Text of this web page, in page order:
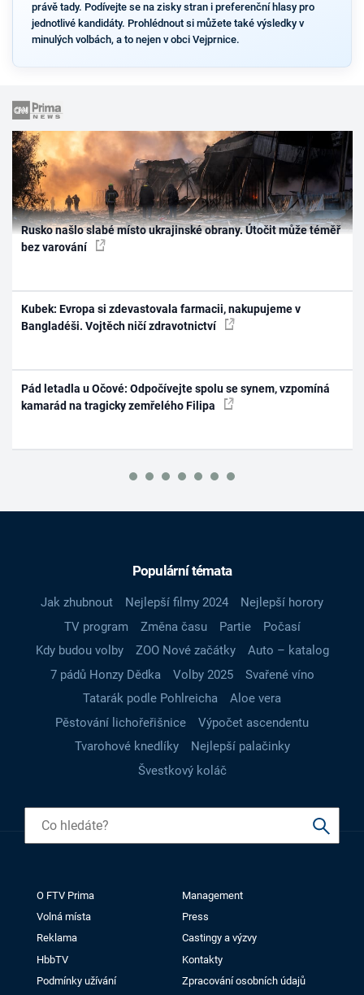
právě tady. Podívejte se na zisky stran i preferenční hlasy pro
jednotlivé kandidáty. Prohlédnout si můžete také výsledky v
minulých volbách, a to nejen v obci Vejprnice.
Rusko našlo slabé místo ukrajinské obrany. Útočit může téměř
bez varování
Kubek: Evropa si zdevastovala farmacii, nakupujeme v
Bangladéši. Vojtěch ničí zdravotnictví
Pád letadla u Očové: Odpočívejte spolu se synem, vzpomíná
kamarád na tragicky zemřelého Filipa
Populární témata
Jak zhubnout Nejlepší filmy 2024
Nejlepší horory
TV program
Změna času Partie
Počasí
Kdy budou volby
ZOO Nové začátky
Auto – katalog
7 pádů Honzy Dědka
Volby 2025
Svařené víno
Tatarák podle Pohlreicha
Aloe vera
Pěstování lichořeřišnice
Výpočet ascendentu
Tvarohové knedlíky
Nejlepší palačinky
Švestkový koláč
O FTV Prima
Management
Volná místa
Press
Reklama
Castingy a výzvy
HbbTV
Kontakty
Podmínky užívání
Zpracování osobních údajů